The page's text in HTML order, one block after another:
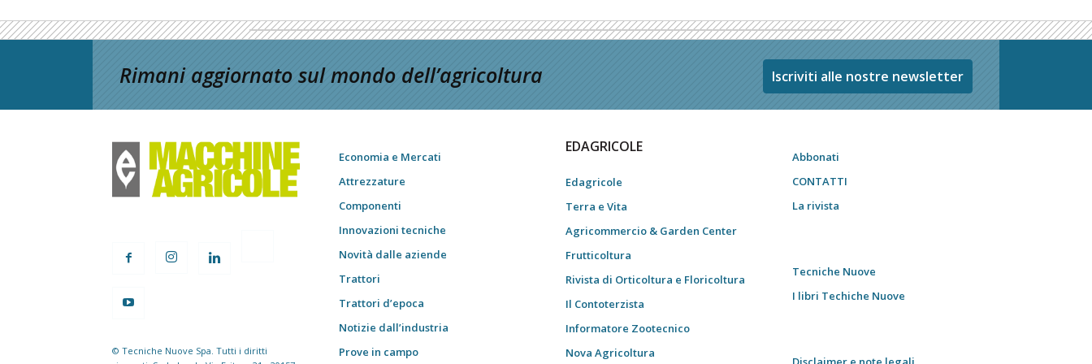
Rimani aggiornato sul mondo dell’agricoltura Iscriviti alle nostre newsletter
© Tecniche Nuove Spa. Tutti i diritti
Economia e Mercati
Attrezzature
Componenti
Innovazioni tecniche
Novità dalle aziende
Trattori
Trattori d’epoca
Notizie dall’industria
Prove in campo
EDAGRICOLE
Edagricole
Terra e Vita
Agricommercio & Garden Center
Frutticoltura
Rivista di Orticoltura e Floricoltura
Il Contoterzista
Informatore Zootecnico
Nova Agricoltura
Abbonati
CONTATTI
La rivista
Tecniche Nuove
I libri Techiche Nuove